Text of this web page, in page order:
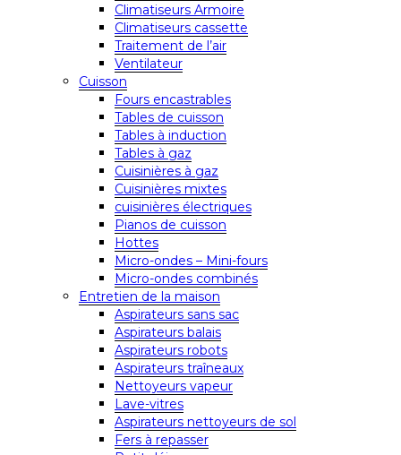
Climatiseurs Armoire
Climatiseurs cassette
Traitement de l’air
Ventilateur
Cuisson
Fours encastrables
Tables de cuisson
Tables à induction
Tables à gaz
Cuisinières à gaz
Cuisinières mixtes
cuisinières électriques
Pianos de cuisson
Hottes
Micro-ondes – Mini-fours
Micro-ondes combinés
Entretien de la maison
Aspirateurs sans sac
Aspirateurs balais
Aspirateurs robots
Aspirateurs traîneaux
Nettoyeurs vapeur
Lave-vitres
Aspirateurs nettoyeurs de sol
Fers à repasser